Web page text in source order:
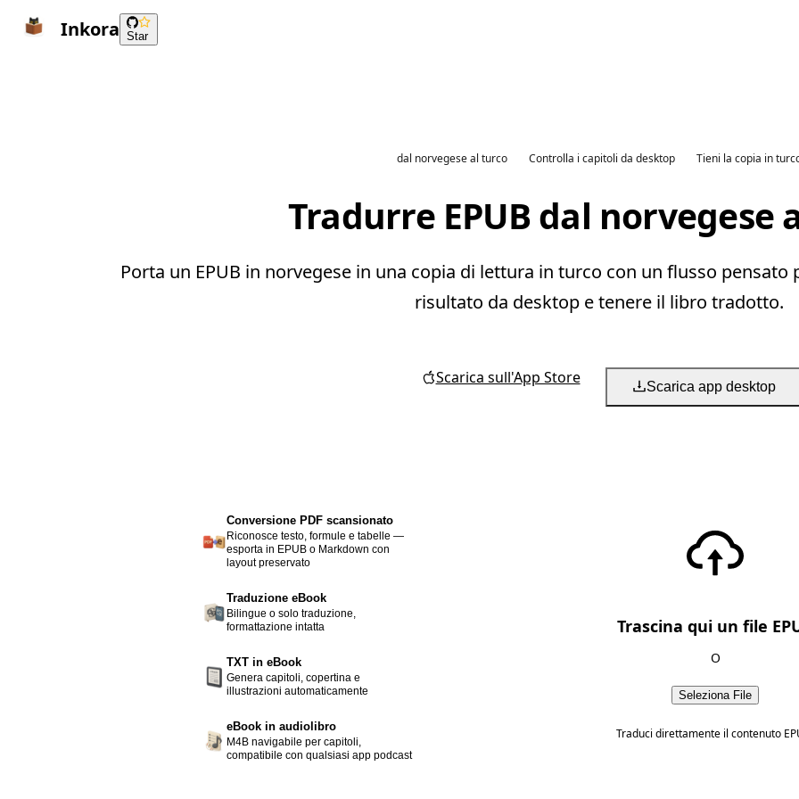
Inkora Star
dal norvegese al turco Controlla i capitoli da desktop Tieni la copia in
Tradurre EPUB dal norvegese
Porta un EPUB in norvegese in una copia di lettura in turco con un flusso
risultato da desktop e tenere il libro tradotto.
Scarica sull'App Store Scarica app desktop
Conversione PDF scansionato
Riconosce testo, formule e tabelle —
esporta in EPUB o Markdown con
layout preservato
Traduzione eBook
Bilingue o solo traduzione,
formattazione intatta
TXT in eBook
Genera capitoli, copertina e
illustrazioni automaticamente
eBook in audiolibro
M4B navigabile per capitoli,
compatibile con qualsiasi app podcast
Trascina qui un file
O
Seleziona File
Traduci direttamente il contenuto